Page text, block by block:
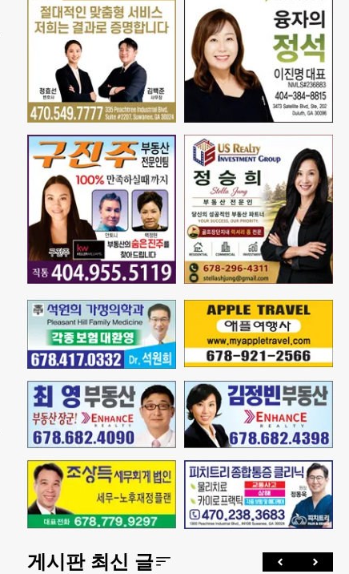
게시판 최신 글